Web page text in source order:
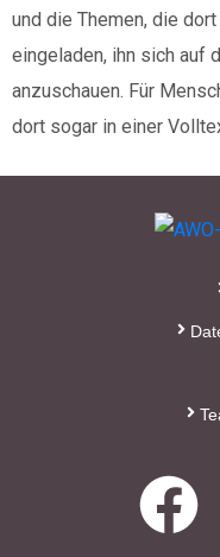
und die Themen, die
eingeladen, ihn sich auf
anzuschauen. Für
dort sogar in einer